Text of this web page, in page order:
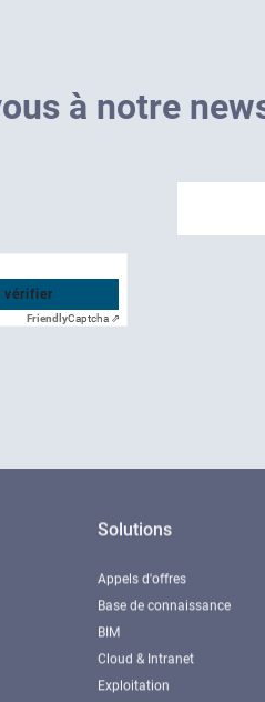
ous à notre new
vérifier
FriendlyCaptcha ⇗
Solutions
Appels d'offres
Base de connaissance
BIM
Cloud & Intranet
Exploitation